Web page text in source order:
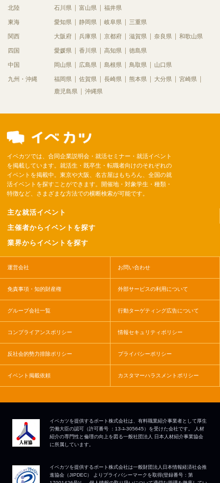
北陸 石川県 富山県 福井県
東海 愛知県 静岡県 岐阜県 三重県
関西 大阪府 兵庫県 京都府 滋賀県 奈良県 和歌山県
四国 愛媛県 香川県 高知県 徳島県
中国 岡山県 広島県 島根県 鳥取県 山口県
九州・沖縄 福岡県 佐賀県 長崎県 熊本県 大分県
宮崎県
鹿児島県
沖縄県
イベカツでは、合同企業説明会・就活セミナー・就活イベント
を掲載しています。就活生・既卒生・転職者向けのそれぞれの
イベントを掲載中。東京や大阪、名古屋はもちろん、全国の就
活イベントを探すことができます。開催地・対象学生・種類・
特徴など、さまざまな方法での横断検索が可能です。
主な就活イベント
主催者からイベントを探す
業界からイベントを探す
運営会社 お問い合わせ
免責事項・知的財産権 外部サービスの利用について
グループ会社一覧 行動ターゲティング広告について
コンプライアンスポリシー 情報セキュリティポリシー
反社会的勢力排除ポリシー プライバシーポリシー
イベント掲載依頼 カスタマーハラスメントポリシー